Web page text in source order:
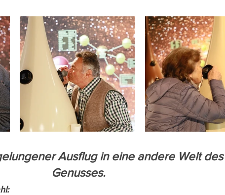
Ausflug in eine andere Welt des
Genusses.